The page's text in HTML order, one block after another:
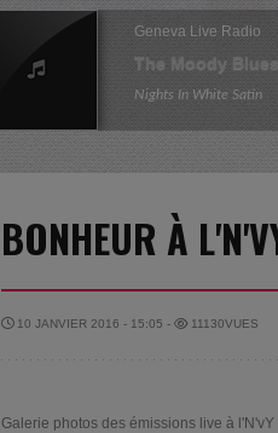
Geneva Live Radio
The Moody Blues
Nights In White Satin
BONHEUR À
10 JANVIER 2016 - 15:05 - 11130VUES
Galerie photos des émissions live à